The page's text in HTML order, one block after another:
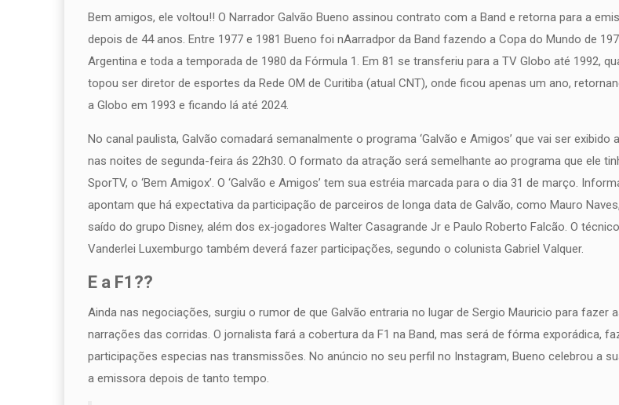
Bem amigos, ele voltou!! O Narrador Galvão Bueno assinou contrato com a Band e retorna para a
depois de 44 anos. Entre 1977 e 1981 Bueno foi nAarradpor da Band fazendo a Copa do Mundo de
Argentina e toda a temporada de 1980 da Fórmula 1. Em 81 se transferiu para a TV Globo até 1992,
topou ser diretor de esportes da Rede OM de Curitiba (atual CNT), onde ficou apenas um ano,
a Globo em 1993 e ficando lá até 2024.
No canal paulista, Galvão comadará semanalmente o programa ‘Galvão e Amigos’ que vai ser exibido
nas noites de segunda-feira ás 22h30. O formato da atração será semelhante ao programa que ele
SporTV, o ‘Bem Amigox’. O ‘Galvão e Amigos’ tem sua estréia marcada para o dia 31 de março.
apontam que há expectativa da participação de parceiros de longa data de Galvão, como Mauro
saído do grupo Disney, além dos ex-jogadores Walter Casagrande Jr e Paulo Roberto Falcão. O técnico
Vanderlei Luxemburgo também deverá fazer participações, segundo o colunista Gabriel Valquer.
E a F1??
Ainda nas negociações, surgiu o rumor de que Galvão entraria no lugar de Sergio Mauricio para fazer
narrações das corridas. O jornalista fará a cobertura da F1 na Band, mas será de fórma exporádica,
participações especias nas transmissões. No anúncio no seu perfil no Instagram, Bueno celebrou a
a emissora depois de tanto tempo.